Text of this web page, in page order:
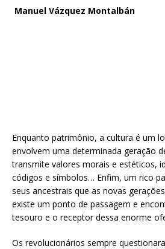
Manuel Vázquez Montalbán
Enquanto patrimônio, a cultura é um
envolvem uma determinada geração
transmite valores morais e estéticos,
códigos e símbolos… Enfim, um rico
seus ancestrais que as novas
existe um ponto de passagem e
tesouro e o receptor dessa enorme
Os revolucionários sempre